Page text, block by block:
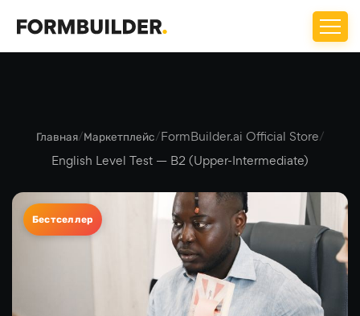
Главная/Маркетплейс/FormBuilder.ai Official Store/
English Level Test — B2 (Upper-Intermediate)
Бестселлер